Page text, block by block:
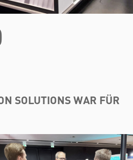
SOLUTIONS WAR FÜR